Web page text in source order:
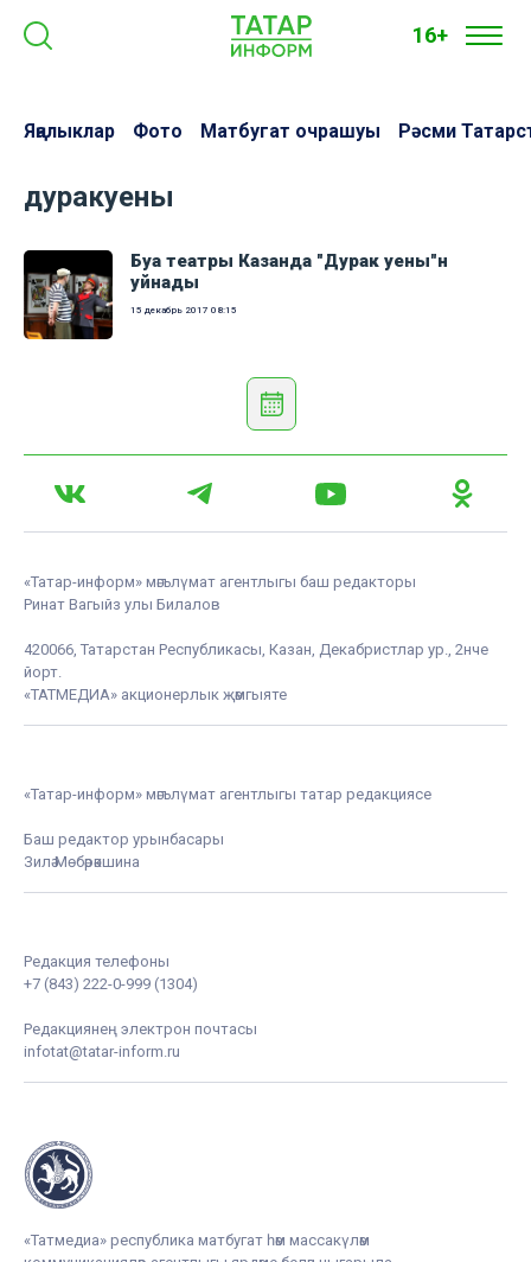
16+
Яңалыклар Фото Матбугат очрашуы Рәсми
дуракуены
Буа театры Казанда "Дурак уены"н
уйнады
15 декабрь 2017 08:15
«Татар-информ» мәгълүмат агентлыгы баш редакторы
Ринат Вагыйз улы Билалов
420066, Татарстан Республикасы, Казан, Декабристлар ур., 2нче
йорт.
«ТАТМЕДИА» акционерлык җәмгыяте
«Татар-информ» мәгълүмат агентлыгы татар редакциясе
Баш редактор урынбасары
Зилә Мөбәрәкшина
Редакция телефоны
+7 (843) 222-0-999 (1304)
Редакциянең электрон почтасы
infotat@tatar-inform.ru
«Татмедиа» республика матбугат һәм массакүләм